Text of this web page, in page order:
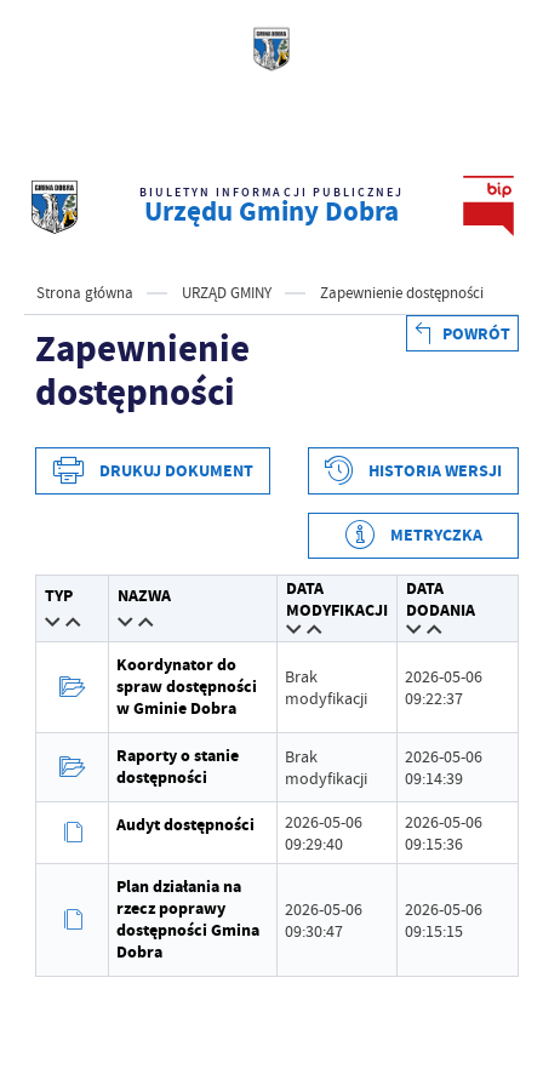
BIULETYN INFORMACJI PUBLICZNEJ
Urzędu Gminy Dobra
Strona główna URZĄD GMINY Zapewnienie dostępności
Zapewnienie
dostępności
POWRÓT
2026-05-06 09:09:50
Wytworzył Grzegorz Łękowski
Data opublikowania
Opublikował Grzegorz Łękowski
Data ostatniej
aktualizacji
Brak modyfikacji
Ostatnio zaktualizował -
DRUKUJ DOKUMENT HISTORIA WERSJI
METRYCZKA
TYP NAZWA
DATA
MODYFIKACJI
DATA
DODANIA
Koordynator do
spraw dostępności
w Gminie Dobra
Brak
modyfikacji
2026-05-06
09:22:37
Raporty o stanie
dostępności
Brak
modyfikacji
2026-05-06
09:14:39
Audyt dostępności
2026-05-06
09:29:40
2026-05-06
09:15:36
Plan działania na
rzecz poprawy
dostępności Gmina
Dobra
2026-05-06
09:30:47
2026-05-06
09:15:15